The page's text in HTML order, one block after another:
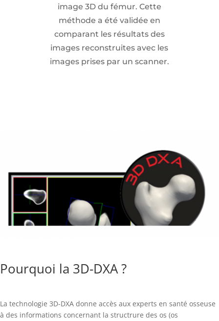
image 3D du fémur. Cette
méthode a été validée en
comparant les résultats des
images reconstruites avec les
images prises par un scanner.
Pourquoi la 3D-DXA ?
La technologie 3D-DXA donne accès aux experts en santé osseuse
à des informations concernant la structrure des os (os